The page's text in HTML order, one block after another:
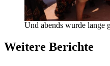
Und abends wurde lange
Weitere Berichte